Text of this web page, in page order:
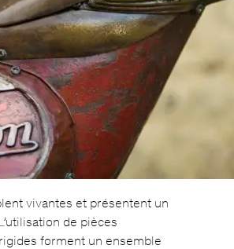
vivantes et présentent un
de pièces
forment un ensemble